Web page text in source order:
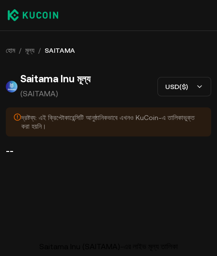
হোম / মূল্য / SAITAMA
Saitama Inu মূল্য
(SAITAMA)
USD($)
দ্রষ্টব্য: এই ক্রিপ্টোকারেন্সিটি আনুষ্ঠানিকভাবে এখনও KuCoin-এ তালিকাভুক্ত
করা হয়নি।
--